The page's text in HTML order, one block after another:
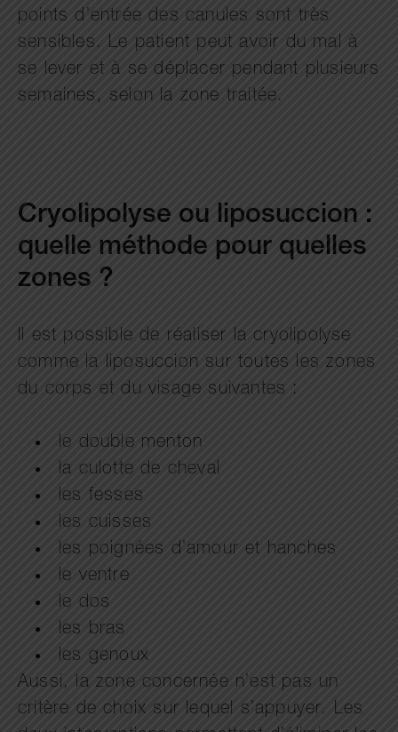
points d’entrée des canules sont très
sensibles. Le patient peut avoir du mal à
se lever et à se déplacer pendant plusieurs
semaines, selon la zone traitée.
Cryolipolyse ou liposuccion :
quelle méthode pour quelles
zones ?
Il est possible de réaliser la cryolipolyse
comme la liposuccion sur toutes les zones
du corps et du visage suivantes :
le double menton
la culotte de cheval
les fesses
les cuisses
les poignées d’amour et hanches
le ventre
le dos
les bras
les genoux
Aussi, la zone concernée n’est pas un
critère de choix sur lequel s’appuyer. Les